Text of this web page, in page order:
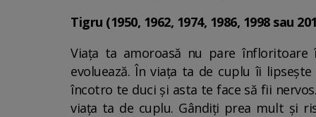
Tigru (1950, 1962, 1974, 1986, 1998 sau
Viața ta amoroasă nu pare
evoluează. În viața ta de cuplu îi
încotro te duci și asta te face să fii
viața ta de cuplu. Gândiți prea mult și